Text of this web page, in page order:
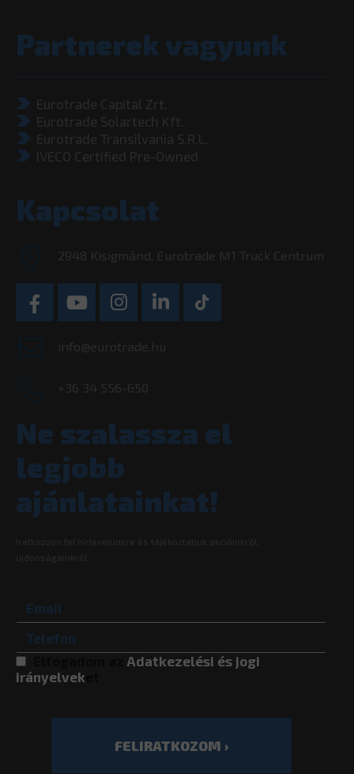
Partnerek vagyunk
Eurotrade Capital Zrt.
Eurotrade Solartech Kft.
Eurotrade Transilvania S.R.L.
IVECO Certified Pre-Owned
Kapcsolat
2948 Kisigmánd, Eurotrade M1 Truck Centrum
info@eurotrade.hu
+36 34 556-650
Ne szalassza el
legjobb
ajánlatainkat!
Iratkozzon fel hírlevelünkre és tájékoztatjuk akcióinkról,
újdonságainkról.
Adatkezelési és jogi
irányelvek